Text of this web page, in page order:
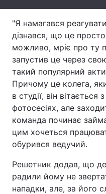
Тема оформлення
"Я намагався
дізнався, що це
можливо, мріє про ту
запустив це через
такий популярний
Причому це колега,
в студії, він
фотосесіях, але
команда починає
цим хочеться
обурився ведучий.
Решетник додав, що
радили йому не
нападки, але, за його